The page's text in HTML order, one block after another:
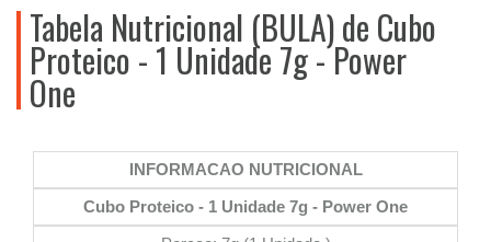
Tabela Nutricional (BULA) de Cubo
Proteico - 1 Unidade 7g - Power
One
INFORMACAO NUTRICIONAL
Cubo Proteico - 1 Unidade 7g - Power One